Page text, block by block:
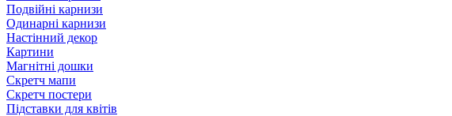
Подвійні карнизи
Одинарні карнизи
Настінний декор
Картини
Магнітні дошки
Скретч мапи
Скретч постери
Підставки для квітів